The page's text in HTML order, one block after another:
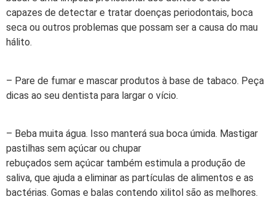
capazes de detectar e tratar doenças periodontais, boca
seca ou outros problemas que possam ser a causa do mau
hálito.
– Pare de fumar e mascar produtos à base de tabaco. Peça
dicas ao seu dentista para largar o vício.
– Beba muita água. Isso manterá sua boca úmida. Mastigar
pastilhas sem açúcar ou chupar
rebuçados sem açúcar também estimula a produção de
saliva, que ajuda a eliminar as partículas de alimentos e as
bactérias. Gomas e balas contendo xilitol são as melhores.